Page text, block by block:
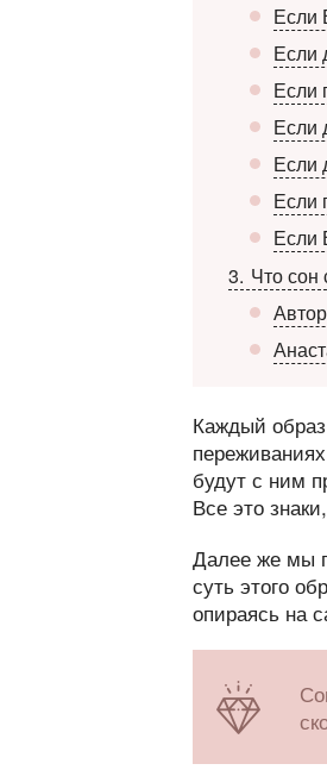
Если
Если
Если
Если
Если
Если
Если
3 Что сон
Каждый
будут с ним
Все это
Далее же мы
суть этого
опираясь на